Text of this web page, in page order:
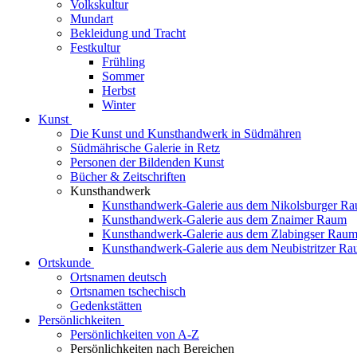
Volkskultur
Mundart
Bekleidung und Tracht
Festkultur
Frühling
Sommer
Herbst
Winter
Kunst
Die Kunst und Kunsthandwerk in Südmähren
Südmährische Galerie in Retz
Personen der Bildenden Kunst
Bücher & Zeitschriften
Kunsthandwerk
Kunsthandwerk-Galerie aus dem Nikolsburger
Kunsthandwerk-Galerie aus dem Znaimer Raum
Kunsthandwerk-Galerie aus dem Zlabingser Raum
Kunsthandwerk-Galerie aus dem Neubistritzer
Ortskunde
Ortsnamen deutsch
Ortsnamen tschechisch
Gedenkstätten
Persönlichkeiten
Persönlichkeiten von A-Z
Persönlichkeiten nach Bereichen